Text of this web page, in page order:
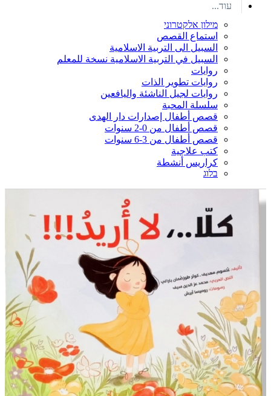
עוד...
מילון אלקטרוני
استماع القصص
السبيل الى التربية الاسلامية
السبيل في التربية الاسلامية نسخة للمعلم
روايات
روايات تطوير الذات
روايات لجيل الناشئة واليافعين
سلسلة المحبة
قصص أطفال إصدارات دار الهدى
قصص أطفال من 0-2 سنوات
قصص أطفال من 3-6 سنوات
كتب علاجية
كراريس أنشطة
בלוג